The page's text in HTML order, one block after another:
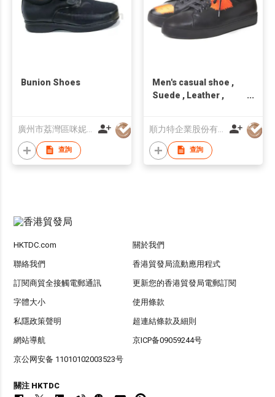
Bunion Shoes
查詢
Men's casual shoe ,
Suede , Leather ,
查詢
HKTDC.com 關於我們
聯絡我們 香港貿發局流動應用程式
訂閱商貿全接觸電郵通訊 更新您的香港貿發局電郵訂閱
字體大小 使用條款
私隱政策聲明 超連結條款及細則
網站導航 京ICP备09059244号
京公网安备 11010102003523号
關注 HKTDC